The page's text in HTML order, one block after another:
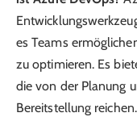
es Teams
zu optimieren. Es
die von der Planung
Bereitstellung